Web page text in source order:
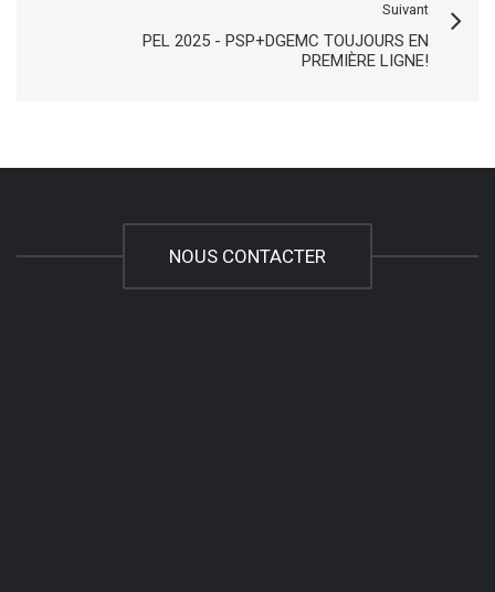
Suivant
PEL 2025 - PSP+DGEMC TOUJOURS EN
PREMIÈRE LIGNE!
NOUS CONTACTER